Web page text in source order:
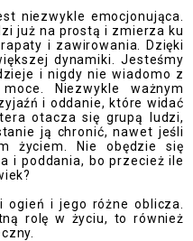
niezwykle emocjonująca.
już na prostą i zmierza ku
i zawirowania. Dzięki
dynamiki. Jesteśmy
i nigdy nie wiadomo z
Niezwykle ważnym
i oddanie, które widać
otacza się grupą ludzi,
ją chronić, nawet jeśli
życiem. Nie obędzie się
i poddania, bo przecież ile
ogień i jego różne oblicza.
rolę w życiu, to również